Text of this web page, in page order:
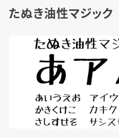
たぬき油性マジック